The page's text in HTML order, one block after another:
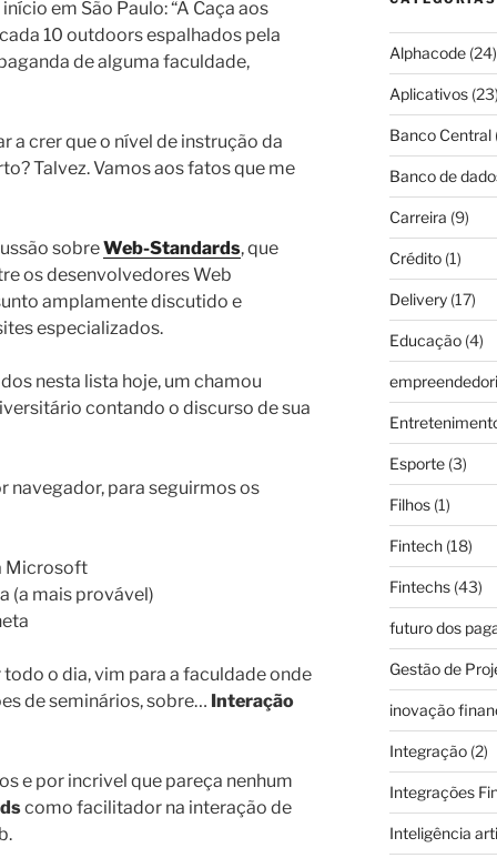
em São Paulo: “A Caça aos
10 outdoors espalhados pela
de alguma faculdade,
a crer que o nível de instrução da
Talvez. Vamos aos fatos que me
sobreWeb-Standards, que
os desenvolvedores Web
amplamente discutido e
especializados.
nesta lista hoje, um chamou
contando o discurso de sua
navegador, para seguirmos os
Microsoft
(a mais provável)
o dia, vim para a faculdade onde
de seminários, sobre… Interação
e por incrivel que pareça nenhum
como facilitador na interação de
Alphacode(24)
Aplicativos
Banco Central
Banco de
Carreira (9)
Crédito(1)
Delivery(17)
Educação(4)
Esporte(3)
Filhos(1)
Fintech(18)
Fintechs(43)
futuro dos
Gestão de
inovação
Integração(2)
Integrações
Inteligência